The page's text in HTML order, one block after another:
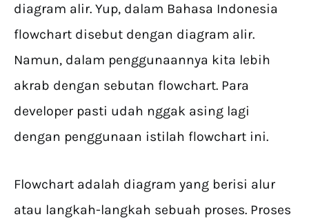
diagram alir. Yup, dalam Bahasa Indonesia
flowchart disebut dengan diagram alir.
Namun, dalam penggunaannya kita lebih
akrab dengan sebutan flowchart. Para
developer pasti udah nggak asing lagi
dengan penggunaan istilah flowchart ini.
Flowchart adalah diagram yang berisi alur
atau langkah-langkah sebuah proses. Proses